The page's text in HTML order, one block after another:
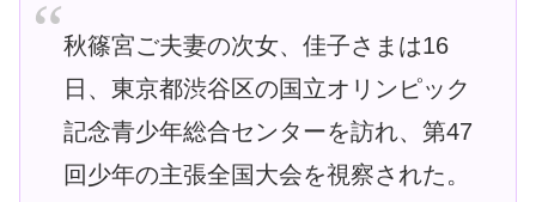
秋篠宮ご夫妻の次女、佳子さまは16
日、東京都渋谷区の国立オリンピック
記念青少年総合センターを訪れ、第47
回少年の主張全国大会を視察された。